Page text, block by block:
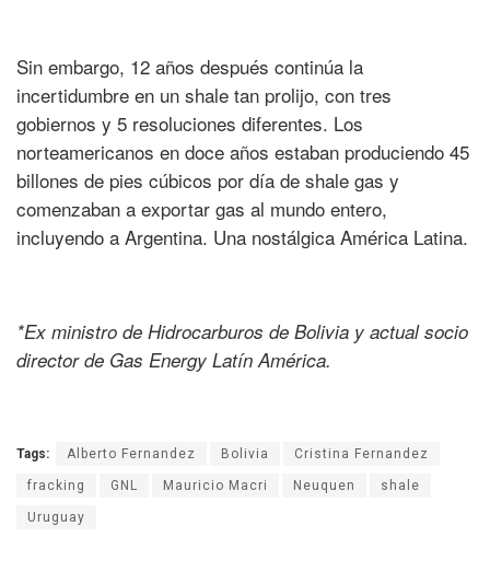
Sin embargo, 12 años después continúa la
incertidumbre en un shale tan prolijo, con tres
gobiernos y 5 resoluciones diferentes. Los
norteamericanos en doce años estaban produciendo 45
billones de pies cúbicos por día de shale gas y
comenzaban a exportar gas al mundo entero,
incluyendo a Argentina. Una nostálgica América Latina.
*Ex ministro de Hidrocarburos de Bolivia y actual socio
director de Gas Energy Latín América.
Tags: Alberto Fernandez Bolivia Cristina Fernandez
fracking GNL Mauricio Macri Neuquen shale
Uruguay